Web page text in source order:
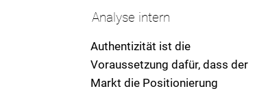
Analyse intern
Authentizität ist die
Voraussetzung dafür, dass der
Markt die Positionierung